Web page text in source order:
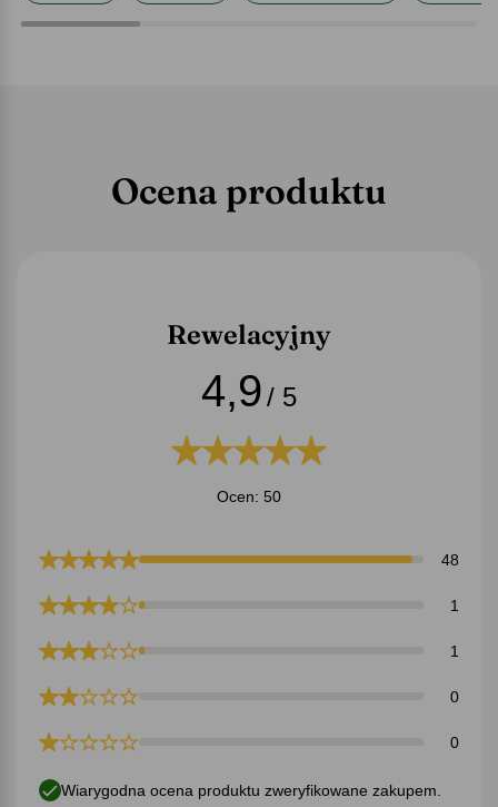
Ocena produktu
Rewelacyjny
4,9/ 5
Ocen: 50
48
1
1
0
0
Wiarygodna ocena produktu zweryfikowane zakupem.